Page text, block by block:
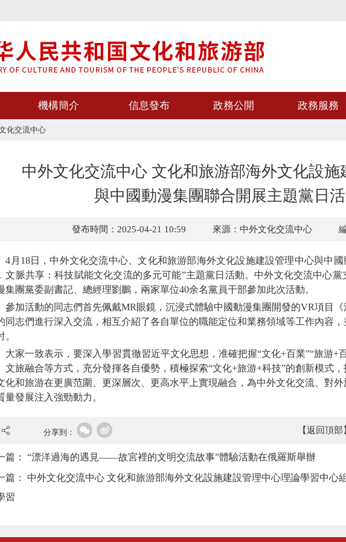
機構簡介 信息發布 政務公開 政務服務
化交流中心
中外文化交流中心 文化和旅游部海外文化設施
與中國動漫集團聯合開展主題黨日
發布時間：2025-04-21 10:59 來源：中外文化交流中心
18日，中外文化交流中心、文化和旅游部海外文化設施建設管理中心與中國
文脈共享：科技賦能文化交流的多元可能”主題黨日活動。 中外文化交流中心黨
集團黨委副書記、總經理劉鵬 ，兩家單位40余名黨員干部參加此次活動。
活動的同志們首先佩戴MR眼鏡，沉浸式體驗中國動漫集團開發的VR項目《
同志們進行深入交流，相互介紹了各自單位的職能定位和業務領域等工作內容
。
一致表示，要深入學習貫徹習近平文化思想，准確把握“文化+百業”“旅游+
文旅融合等方式，充分發揮各自優勢，積極探索“文化+旅游+科技”的創新模式
化和旅游在更廣范圍、更深層次、更高水平上實現融合，為中外文化交流、對
量發展注入強勁動力。
分享到： 【返回頂部
篇： “漂洋過海的遇見——故宮裡的文明交流故事”體驗活動在俄羅斯舉辦
篇： 中外文化交流中心 文化和旅游部海外文化設施建設管理中心理論學習中心
習